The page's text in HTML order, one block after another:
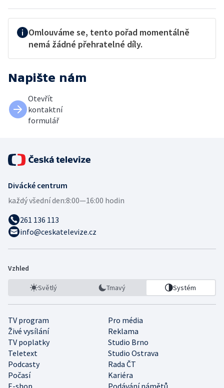
Omlouváme se, tento pořad momentálně
nemá žádné přehratelné díly.
Napište nám
Otevřít
kontaktní
formulář
Divácké centrum
každý všední den:8:00—16:00 hodin
261 136 113
info@ceskatelevize.cz
Vzhled
Světlý Tmavý Systém
TV program
Pro média
Živé vysílání
Reklama
TV poplatky
Studio Brno
Teletext
Studio Ostrava
Podcasty
Rada ČT
Počasí
Kariéra
E-shop
Podávání námětů